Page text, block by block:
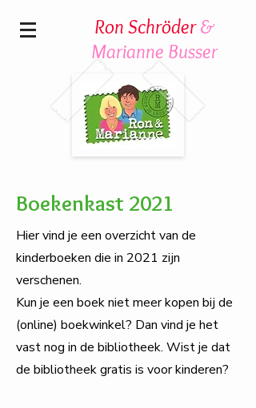
Ron Schröder&
Marianne Busser
Boekenkast 2021
Hier vind je een overzicht van de
kinderboeken die in 2021 zijn
verschenen.
Kun je een boek niet meer kopen bij de
(online) boekwinkel? Dan vind je het
vast nog in de bibliotheek. Wist je dat
de bibliotheek gratis is voor kinderen?